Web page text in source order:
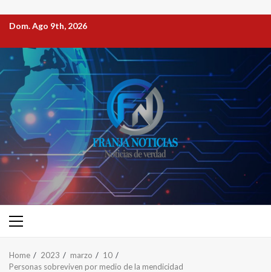
Dom. Ago 9th, 2026
Home 2023 marzo
10
Personas sobreviven por medio de la mendicidad